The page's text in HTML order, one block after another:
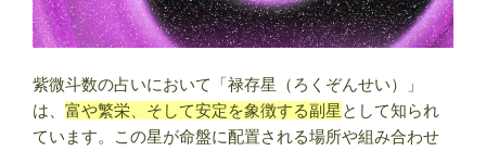
紫微斗数の占いにおいて「禄存星（ろくぞんせい）」
は、 富や繁栄、そして安定を象徴する副星 として知られ
ています。この星が命盤に配置される場所や組み合わせ